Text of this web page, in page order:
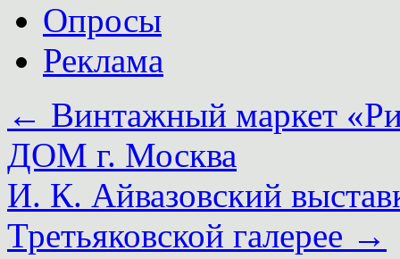
Опросы
Реклама
← Винтажный маркет
ДОМ г. Москва
И. К. Айвазовский
Третьяковской галерее →